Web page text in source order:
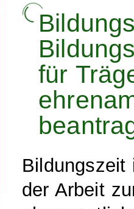
für
der Arbeit